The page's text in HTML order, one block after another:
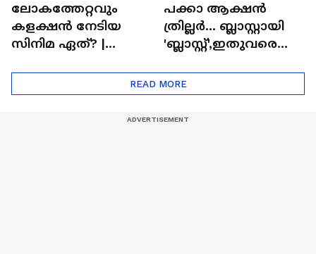
ലോകത്തേറ്റവും
കളക്ഷൻ നേടിയ
സിനിമ ഏത്? |
പക്കാ ആക്ഷൻ
ത്രില്ലർ... ബ്ലാസ്റ്റായി
'ബ്ലാസ്റ്റ്',ഇതുവരെയു
റിപ്പോർട്ട് പുറത്ത് |
Blast
READ MORE